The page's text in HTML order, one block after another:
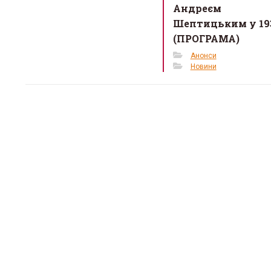
Андреєм
Шептицьким у
(ПРОГРАМА)
Анонси
Новини